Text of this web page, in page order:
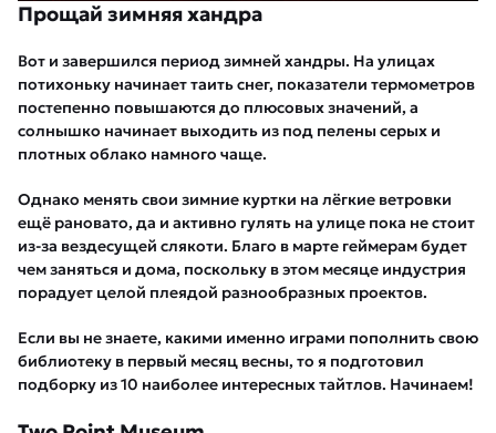
Прощай зимняя хандра
Вот и завершился период зимней хандры. На улицах
потихоньку начинает таить снег, показатели термометров
постепенно повышаются до плюсовых значений, а
солнышко начинает выходить из под пелены серых и
плотных облако намного чаще.
Однако менять свои зимние куртки на лёгкие ветровки
ещё рановато, да и активно гулять на улице пока не стоит
из-за вездесущей слякоти. Благо в марте геймерам будет
чем заняться и дома, поскольку в этом месяце индустрия
порадует целой плеядой разнообразных проектов.
Если вы не знаете, какими именно играми пополнить свою
библиотеку в первый месяц весны, то я подготовил
подборку из 10 наиболее интересных тайтлов. Начинаем!